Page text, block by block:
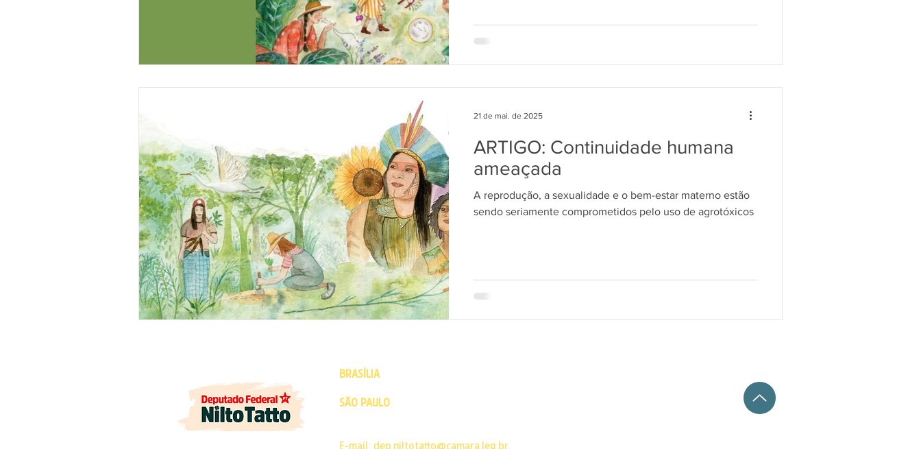
EMERGÊNCIAS CLIMÁTICAS RELEASE PRIVATIZAÇÃO
ODS 1 - Erradicação da Pobreza ODS 2 - Fome 0 e Agricultura Sust.
Agrotóxicos na Saúde Reprodutiva: conhecer e agir em
defesa da vida, elaborado pela ABRASCO.
ARTIGO: Continuidade humana
ameaçada
A reprodução, a sexualidade e o bem-estar materno estão
sendo seriamente comprometidos pelo uso de agrotóxicos
21 de mai. de 2025
BRASÍLIA
SÃO PAULO
E-mail: dep.niltotatto@camara.leg.br